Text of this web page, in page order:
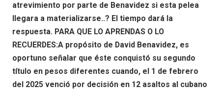
atrevimiento por parte de Benavidez si esta pelea
llegara a materializarse..? El tiempo dará la
respuesta. PARA QUE LO APRENDAS O LO
RECUERDES:A propósito de David Benavidez, es
oportuno señalar que éste conquistó su segundo
título en pesos diferentes cuando, el 1 de febrero
del 2025 venció por decisión en 12 asaltos al cubano